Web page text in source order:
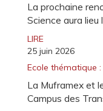
La prochaine
Science aura
LIRE
25 juin 2026
Ecole thématique
La Muframex et
Campus des